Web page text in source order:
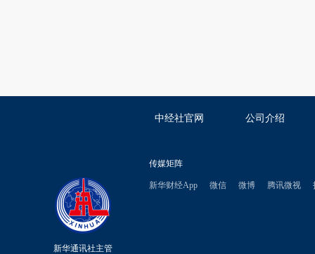
中经社官网 公司介绍
新华通讯社主管
传媒矩阵
新华财经App 微信 微博 腾讯微视